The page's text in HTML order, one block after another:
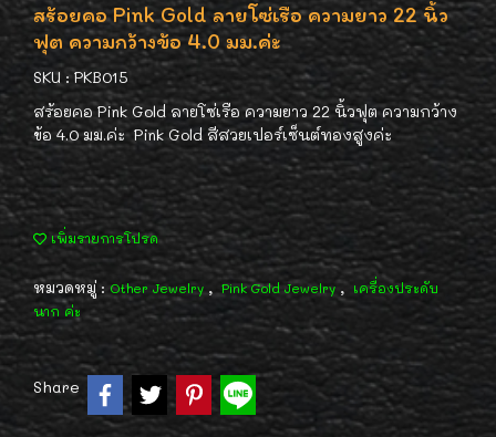
สร้อยคอ Pink Gold ลายโซ่เรือ ความยาว 22 นิ้ว
ฟุต ความกว้างข้อ 4.0 มม.ค่ะ
SKU : PKB015
สร้อยคอ Pink Gold ลายโซ่เรือ ความยาว 22 นิ้วฟุต ความกว้าง
ข้อ 4.0 มม.ค่ะ Pink Gold สีสวยเปอร์เซ็นต์ทองสูงค่ะ
เพิ่มรายการโปรด
หมวดหมู่ : Other Jewelry , Pink Gold Jewelry, เครื่องประดับ
นาก ค่ะ
Share